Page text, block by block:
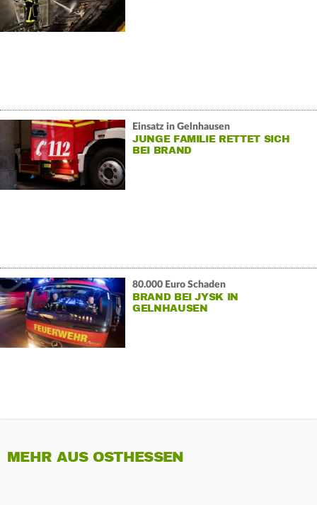
Einsatz in Gelnhausen
JUNGE FAMILIE RETTET SICH
BEI BRAND
80.000 Euro Schaden
BRAND BEI JYSK IN
GELNHAUSEN
MEHR AUS OSTHESSEN